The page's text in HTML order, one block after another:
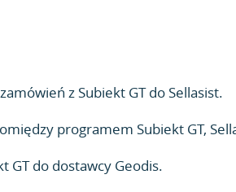
z Subiekt GT do Sellasist.
programem Subiekt GT,
GT do dostawcy Geodis.